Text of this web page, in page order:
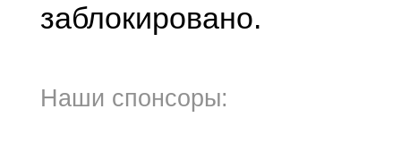
заблокировано.
Наши спонсоры: